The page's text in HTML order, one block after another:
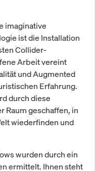
imaginative
ist die Installation
Collider-
Arbeit vereint
und Augmented
Erfahrung.
durch diese
Raum geschaffen, in
wiederfinden und
wurden durch ein
ermittelt. Ihnen steht